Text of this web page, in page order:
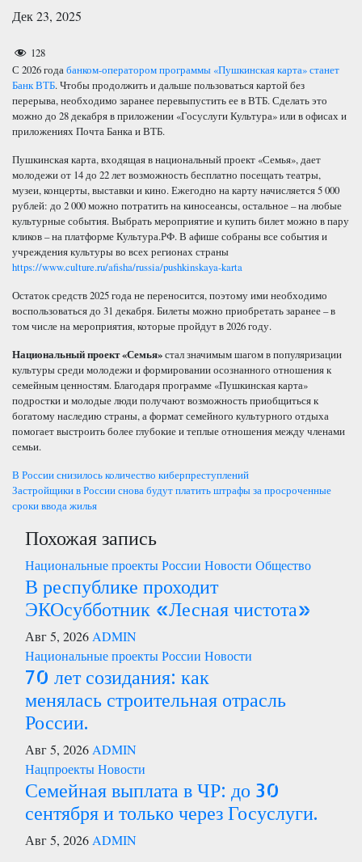
Дек 23, 2025
128
С 2026 годабанком-оператором программы «Пушкинская карта» станет
Банк ВТБ. Чтобы продолжить и дальше пользоваться картой без
перерыва, необходимо заранее перевыпустить ее в ВТБ. Сделать это
можно до 28 декабря в приложении «Госуслуги Культура» или в офисах и
приложениях Почта Банка и ВТБ.
Пушкинская карта, входящая в национальный проект «Семья», дает
молодежи от 14 до 22 лет возможность бесплатно посещать театры,
музеи, концерты, выставки и кино. Ежегодно на карту начисляется 5 000
рублей: до 2 000 можно потратить на киносеансы, остальное – на любые
культурные события. Выбрать мероприятие и купить билет можно в пару
кликов – на платформе Культура.РФ. В афише собраны все события и
учреждения культуры во всех регионах страны
https://www.culture.ru/afisha/russia/pushkinskaya-karta
Остаток средств 2025 года не переносится, поэтому ими необходимо
воспользоваться до 31 декабря. Билеты можно приобретать заранее – в
том числе на мероприятия, которые пройдут в 2026 году.
Национальный проект «Семья»стал значимым шагом в популяризации
культуры среди молодежи и формировании осознанного отношения к
семейным ценностям. Благодаря программе «Пушкинская карта»
подростки и молодые люди получают возможность приобщиться к
богатому наследию страны, а формат семейного культурного отдыха
помогает выстроить более глубокие и теплые отношения между членами
семьи.
Навигация
по
записям
В России снизилось количество киберпреступлений
Застройщики в России снова будут платить штрафы за просроченные
сроки ввода жилья
Похожая запись
Национальные проекты России Новости Общество
В республике проходит
ЭКОсубботник «Лесная чистота»
Авг 5, 2026 ADMIN
Национальные проекты России Новости
70 лет созидания: как
менялась строительная отрасль
России.
Авг 5, 2026 ADMIN
НацпроектыНовости
Семейная выплата в ЧР: до 30
сентября и только через Госуслуги.
Авг 5, 2026 ADMIN